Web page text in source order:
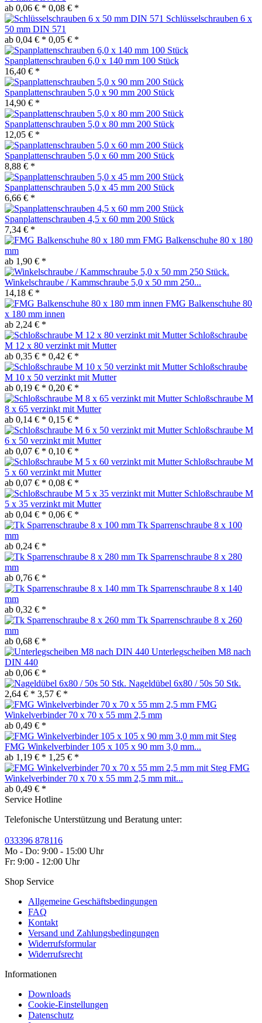
ab 0,06 € * 0,08 € *
Schlüsselschrauben 6 x
50 mm DIN 571
ab 0,04 € * 0,05 € *
Spanplattenschrauben 6,0 x 140 mm 100 Stück
16,40 € *
Spanplattenschrauben 5,0 x 90 mm 200 Stück
14,90 € *
Spanplattenschrauben 5,0 x 80 mm 200 Stück
12,05 € *
Spanplattenschrauben 5,0 x 60 mm 200 Stück
8,88 € *
Spanplattenschrauben 5,0 x 45 mm 200 Stück
6,66 € *
Spanplattenschrauben 4,5 x 60 mm 200 Stück
7,34 € *
FMG Balkenschuhe 80 x 180
mm
ab 1,90 € *
Winkelschraube / Kammschraube 5,0 x 50 mm 250...
14,18 € *
FMG Balkenschuhe 80
x 180 mm innen
ab 2,24 € *
Schloßschraube
M 12 x 80 verzinkt mit Mutter
ab 0,35 € * 0,42 € *
Schloßschraube
M 10 x 50 verzinkt mit Mutter
ab 0,19 € * 0,20 € *
Schloßschraube M
8 x 65 verzinkt mit Mutter
ab 0,14 € * 0,15 € *
Schloßschraube M
6 x 50 verzinkt mit Mutter
ab 0,07 € * 0,10 € *
Schloßschraube M
5 x 60 verzinkt mit Mutter
ab 0,07 € * 0,08 € *
Schloßschraube M
5 x 35 verzinkt mit Mutter
ab 0,04 € * 0,06 € *
Tk Sparrenschraube 8 x 100
mm
ab 0,24 € *
Tk Sparrenschraube 8 x 280
mm
ab 0,76 € *
Tk Sparrenschraube 8 x 140
mm
ab 0,32 € *
Tk Sparrenschraube 8 x 260
mm
ab 0,68 € *
Unterlegscheiben M8 nach
DIN 440
ab 0,06 € *
Nageldübel 6x80 / 50s 50 Stk.
2,64 € * 3,57 € *
FMG
Winkelverbinder 70 x 70 x 55 mm 2,5 mm
ab 0,49 € *
FMG Winkelverbinder 105 x 105 x 90 mm 3,0 mm...
ab 1,19 € * 1,25 € *
FMG
Winkelverbinder 70 x 70 x 55 mm 2,5 mm mit...
ab 0,49 € *
Service Hotline
Telefonische Unterstützung und Beratung unter:
033396 878116
Mo - Do: 9:00 - 15:00 Uhr
Fr: 9:00 - 12:00 Uhr
Shop Service
Allgemeine Geschäftsbedingungen
FAQ
Kontakt
Versand und Zahlungsbedingungen
Widerrufsformular
Widerrufsrecht
Informationen
Downloads
Cookie-Einstellungen
Datenschutz